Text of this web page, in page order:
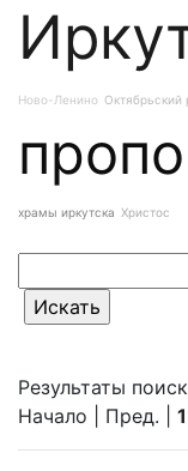
Ново-Ленино Октябрьский
храмы иркутска Христос
Результаты
Начало | Пред. | 1